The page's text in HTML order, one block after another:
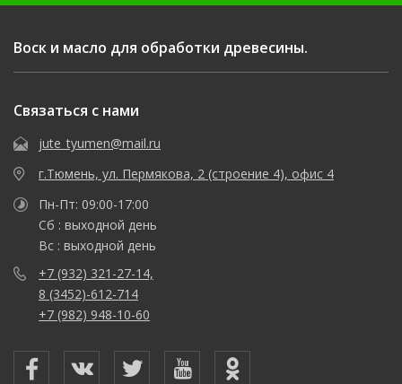
Воск и масло для обработки древесины.
Связаться с нами
jute_tyumen@mail.ru
г.Тюмень, ул. Пермякова, 2 (строение 4), офис 4
Пн-Пт: 09:00-17:00
Сб : выходной день
Вс : выходной день
+7 (932) 321-27-14,
8 (3452)-612-714
+7 (982) 948-10-60